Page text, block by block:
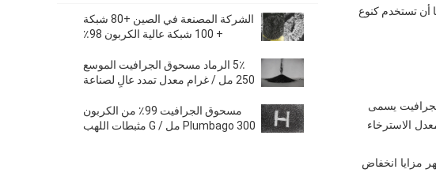
الشركة المصنعة في الصين +80 شبكة
+ 100 شبكة عالية الكربون 98٪
في الآلات
5٪ الرماد مسحوق الجرافيت الموسع
250 مل / غرام معدل تمدد عالٍ لصناعة
مسحوق الجرافيت 99٪ من الكربون
Plumbago 300 مل / G مثبطات اللهب
أن تستخدم كنوع
يسمى
الاسترخاء
مزايا انخفاض